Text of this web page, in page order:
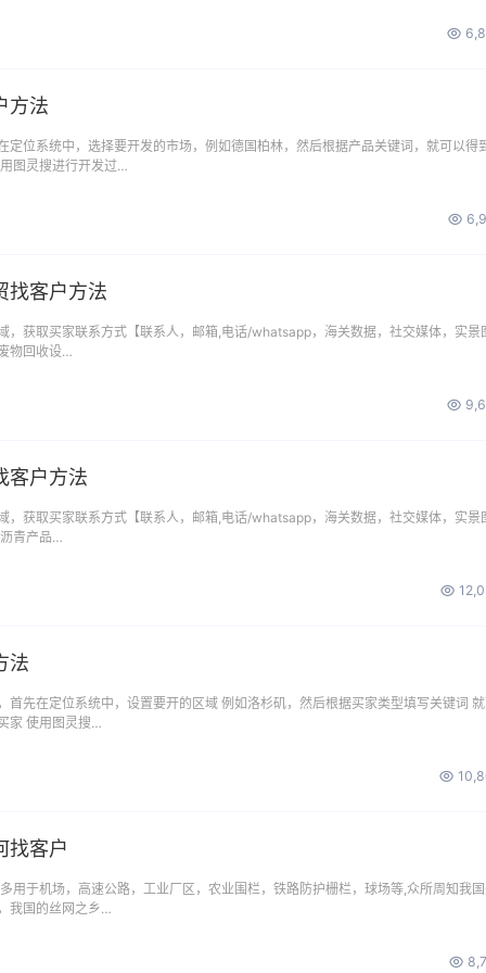
方法
定位系统中，选择要开发的市场，例如德国柏林，然后根据产品关键词，就可以得
图灵搜进行开发过…
找客户方法
，获取买家联系方式【联系人，邮箱,电话/whatsapp，海关数据，社交媒体，实景
物回收设…
客户方法
，获取买家联系方式【联系人，邮箱,电话/whatsapp，海关数据，社交媒体，实景
青产品…
法
首先在定位系统中，设置要开的区域 例如洛杉矶，然后根据买家类型填写关键词
家 使用图灵搜…
找客户
用于机场，高速公路，工业厂区，农业围栏，铁路防护栅栏，球场等,众所周知我
我国的丝网之乡…